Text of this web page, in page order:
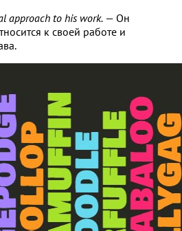
approach to his work. — Он
к своей работе и